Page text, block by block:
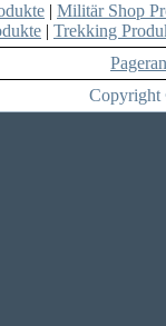
| Militär Shop
| Trekking